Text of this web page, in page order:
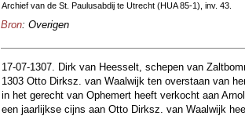
Archief van de St. Paulusabdij te Utrecht (HUA 85-1), inv. 43.
Bron: Overigen
17-07-1307. Dirk van Heesselt, schepen van
1303 Otto Dirksz. van Waalwijk ten overstaan van
in het gerecht van Ophemert heeft verkocht aan
een jaarlijkse cijns aan Otto Dirksz. van Waalwijk